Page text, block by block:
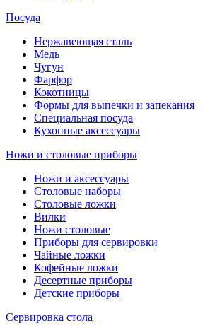
Посуда
Нержавеющая сталь
Медь
Чугун
Фарфор
Кокотницы
Формы для выпечки и запекания
Специальная посуда
Кухонные аксессуары
Ножи и столовые приборы
Ножи и аксессуары
Столовые наборы
Столовые ложки
Вилки
Ножи столовые
Приборы для сервировки
Чайные ложки
Кофейные ложки
Десертные приборы
Детские приборы
Сервировка стола